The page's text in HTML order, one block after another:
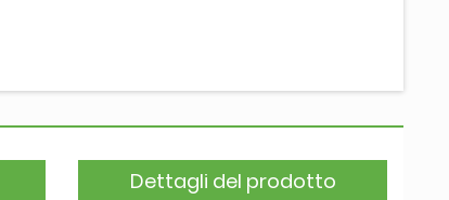
Dettagli del prodotto